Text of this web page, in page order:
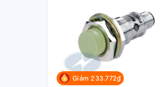
Giảm 233.772₫